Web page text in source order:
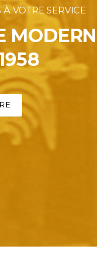
VOTRE SERVICE